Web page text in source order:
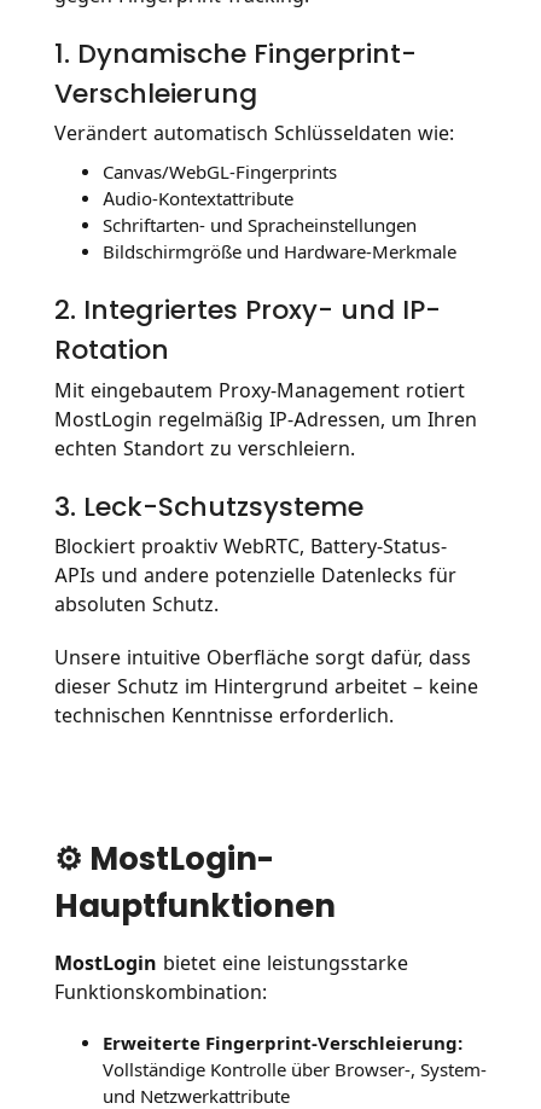
1. Dynamische Fingerprint-
Verschleierung
Verändert automatisch Schlüsseldaten wie:
Canvas/WebGL-Fingerprints
Audio-Kontextattribute
Schriftarten- und Spracheinstellungen
Bildschirmgröße und Hardware-Merkmale
2. Integriertes Proxy- und IP-
Rotation
Mit eingebautem Proxy-Management rotiert
MostLogin regelmäßig IP-Adressen, um Ihren
echten Standort zu verschleiern.
3. Leck-Schutzsysteme
Blockiert proaktiv WebRTC, Battery-Status-
APIs und andere potenzielle Datenlecks für
absoluten Schutz.
Unsere intuitive Oberfläche sorgt dafür, dass
dieser Schutz im Hintergrund arbeitet – keine
technischen Kenntnisse erforderlich.
⚙️ MostLogin-
Hauptfunktionen
MostLogin bietet eine leistungsstarke
Funktionskombination:
Erweiterte Fingerprint-Verschleierung:
Vollständige Kontrolle über Browser-, System-
und Netzwerkattribute